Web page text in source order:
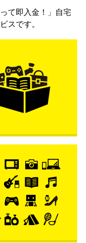
て即入金！」自宅
スです。